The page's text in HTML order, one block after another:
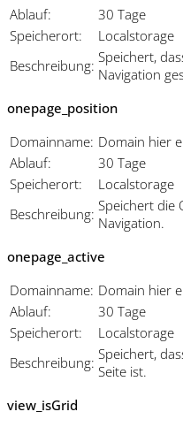
Ablauf:
30 Tage
Speicherort:
Localstorage
Beschreibung: Speichert,
Navigation
onepage_position
Domainname: Domain hier
Ablauf:
30 Tage
Speicherort:
Localstorage
Beschreibung: Speichert die
Navigation.
onepage_active
Domainname: Domain hier
Ablauf:
30 Tage
Speicherort:
Localstorage
Beschreibung: Speichert,
Seite ist.
view_isGrid